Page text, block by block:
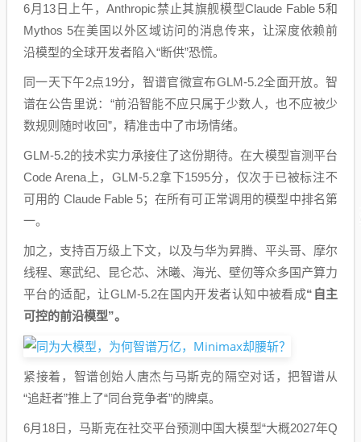
6月13日上午，Anthropic禁止其旗舰模型Claude Fable 5和
Mythos 5在美国以外区域访问的消息传来，让深度依赖前
沿模型的全球开发者陷入“断供”恐慌。
同一天下午2点19分，智谱官微宣布GLM-5.2全面开放。智
谱在公告里说：“前沿智能不应只属于少数人，也不应被少
数规则随时收回”，精准击中了市场情绪。
GLM-5.2的技术实力承接住了这份期待。在大模型盲测平台
Code Arena上，GLM-5.2拿下1595分，仅次于已被标注不
可用的 Claude Fable 5；在所有可正常调用的模型中排名第
一。
加之，支持百万级上下文，以及与华为昇腾、平头哥、摩尔
线程、寒武纪、昆仑芯、沐曦、海光、壁仞等众多国产算力
平台的适配，让GLM-5.2在国内开发者认知中被看成“自主
可控的前沿模型”。
紧接着，智谱创始人唐杰与马斯克的隔空对话，把智谱从
“追赶者”推上了“同台竞争者”的牌桌。
6月18日，马斯克在社交平台预测中国大模型“大概2027年Q